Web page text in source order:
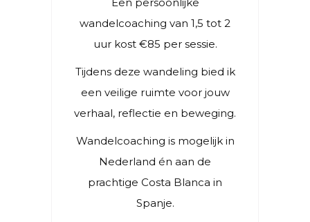
wandelcoaching van 1,5 tot 2
uur kost €85 per sessie.
Tijdens deze wandeling bied ik
een veilige ruimte voor jouw
verhaal, reflectie en beweging.
Wandelcoaching is mogelijk in
Nederland én aan de
prachtige Costa Blanca in
Spanje.